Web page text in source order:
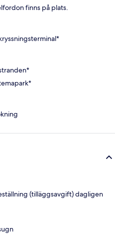
finns på plats.
(tilläggsavgift) dagligen